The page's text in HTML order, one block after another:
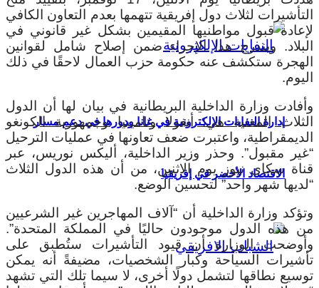
إدارة النفايات الإلكترونية في غانا ودورها في دعم مسار
الاقتصاد الأخضر في إفريقيا
التأشيرات لثلاث دول إفريقية تتهمها بعدم التعاون الكافي
لإعادة قبول مواطنيها المقيمين بشكل غير قانوني في
البلاد. ويندرج هذا الإجراء ضمن إصلاح شامل لقوانين
الهجرة ستكشف عنه حكومة حزب العمال لاحقًا في ذلك
اليوم.
وأفادت وزارة الداخلية البريطانية في بيان لها أن الدول
الثلاث المعنية هي: أنغولا وناميبيا وجمهورية الكونغو
الديمقراطية، واعتبرت ضعف تعاونها في عمليات الترحيل
“غير مقبول”. وحذر وزير الداخلية، أليكس نوريس، عبر
قناة سكاي نيوز يوم الاثنين، من أن هذه الدول الثلاث
“لديها شهر واحد” لتحسين الوضع.
وتؤكد وزارة الداخلية أن “آلاف المهاجرين غير الشرعيين
من هذه الدول موجودون حاليًا في المملكة المتحدة”.
وأوضحت الوزارة أن قيود التأشيرات ستُطبق على
تأشيرات السياحة وكبار الشخصيات، مضيفةً أنه يمكن
توسيع نطاقها لتشمل دولًا أخرى، لا سيما تلك التي تشهد